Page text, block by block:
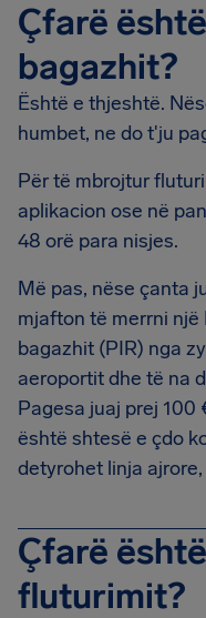
Çfarë
bagazhit?
Është e thjeshtë.
humbet, ne do t'ju
Për të mbrojtur
aplikacion ose në
48 orë para nisjes.
Më pas, nëse çanta
mjafton të merrni
bagazhit (PIR) nga
aeroportit dhe të na
Pagesa juaj prej 100
është shtesë e çdo
detyrohet linja
Çfarë
fluturimit?